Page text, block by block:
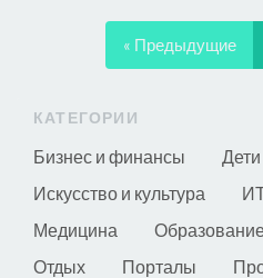
« Предыдущие
КАТЕГОРИИ
Бизнес и финансы Дети
Искусство и культура
Медицина
Отдых
Порталы